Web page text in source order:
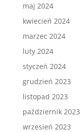
maj 2024
kwiecień 2024
marzec 2024
luty 2024
styczeń 2024
grudzień 2023
listopad 2023
październik 2023
wrzesień 2023